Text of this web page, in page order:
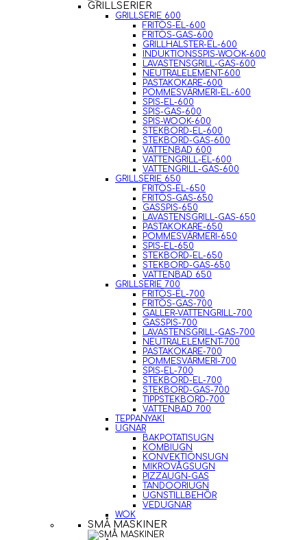
GRILLSERIER
GRILLSERIE 600
FRITÖS-EL-600
FRITÖS-GAS-600
GRILLHALSTER-EL-600
INDUKTIONSSPIS-WOOK-600
LAVASTENSGRILL-GAS-600
NEUTRALELEMENT-600
PASTAKOKARE-600
POMMESVÄRMERI-EL-600
SPIS-EL-600
SPIS-GAS-600
SPIS-WOOK-600
STEKBORD-EL-600
STEKBORD-GAS-600
VATTENBAD 600
VATTENGRILL-EL-600
VATTENGRILL-GAS-600
GRILLSERIE 650
FRITÖS-EL-650
FRITÖS-GAS-650
GASSPIS-650
LAVASTENSGRILL-GAS-650
PASTAKOKARE-650
POMMESVÄRMERI-650
SPIS-EL-650
STEKBORD-EL-650
STEKBORD-GAS-650
VATTENBAD 650
GRILLSERIE 700
FRITÖS-EL-700
FRITÖS-GAS-700
GALLER-VATTENGRILL-700
GASSPIS-700
LAVASTENSGRILL-GAS-700
NEUTRALELEMENT-700
PASTAKOKARE-700
POMMESVÄRMERI-700
SPIS-EL-700
STEKBORD-EL-700
STEKBORD-GAS-700
TIPPSTEKBORD-700
VATTENBAD 700
TEPPANYAKI
UGNAR
BAKPOTATISUGN
KOMBIUGN
KONVEKTIONSUGN
MIKROVÅGSUGN
PIZZAUGN-GAS
TANDOORIUGN
UGNSTILLBEHÖR
VEDUGNAR
WOK
SMÅ MASKINER